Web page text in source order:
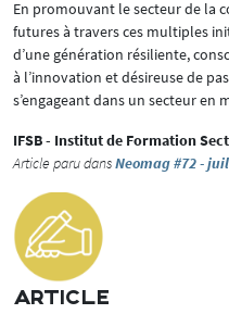
En promouvant le secteur de la
futures à travers ces multiples
d’une génération résiliente,
à l’innovation et désireuse de
s’engageant dans un secteur en
IFSB - Institut de Formation
Article paru dansNeomag #72 -
ARTICLE